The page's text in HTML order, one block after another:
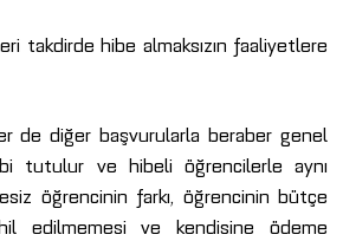
takdirde hibe almaksızın faaliyetlere
diğer başvurularla beraber genel
tutulur ve hibeli öğrencilerle aynı
öğrencinin farkı, öğrencinin bütçe
edilmemesi ve kendisine ödeme